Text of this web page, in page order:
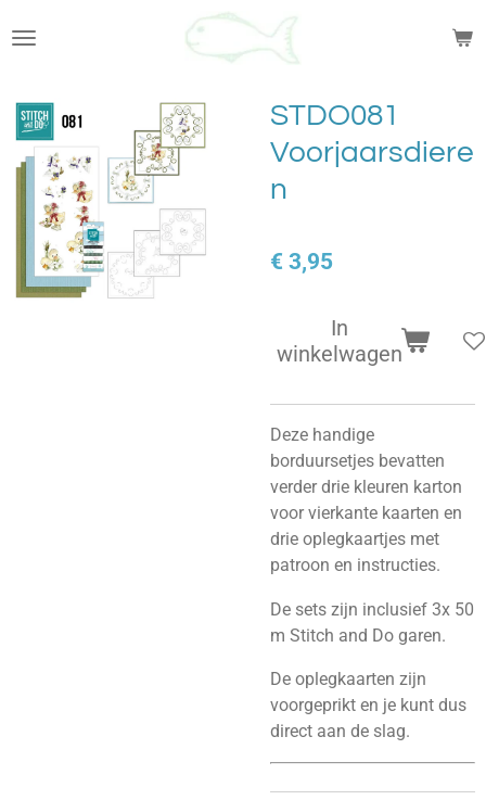
direct
de
hoofdinhoud
STDO081
Voorjaarsdiere
n
€ 3,95
In
winkelwagen
Deze handige
borduursetjes bevatten
verder drie kleuren karton
voor vierkante kaarten en
drie oplegkaartjes met
patroon en instructies.
De sets zijn inclusief 3x 50
m Stitch and Do garen.
De oplegkaarten zijn
voorgeprikt en je kunt dus
direct aan de slag.